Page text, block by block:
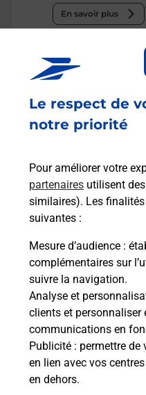
Le respect de
notre priorité
Pour améliorer votre
partenaires utilisent
similaires). Les
suivantes :
Mesure d’audience :
complémentaires sur
suivre la navigation.
Analyse et
clients et personnaliser
communications en
Publicité : permettre de
en lien avec vos
en dehors.
En savoir plus
Malin !
La Poste
en ligne
Questions
Quel réseau utilise